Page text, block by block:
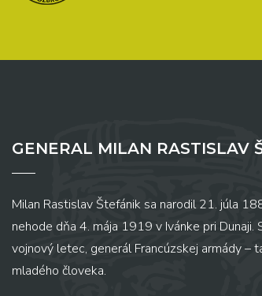
GENERAL MILAN RASTISLAV
Milan Rastislav Štefánik sa narodil 21. júla
nehode dňa 4. mája 1919 v Ivánke pri
vojnový letec, generál Francúzskej armády –
mladého človeka.